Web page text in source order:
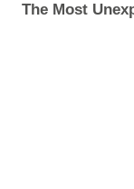
The Most